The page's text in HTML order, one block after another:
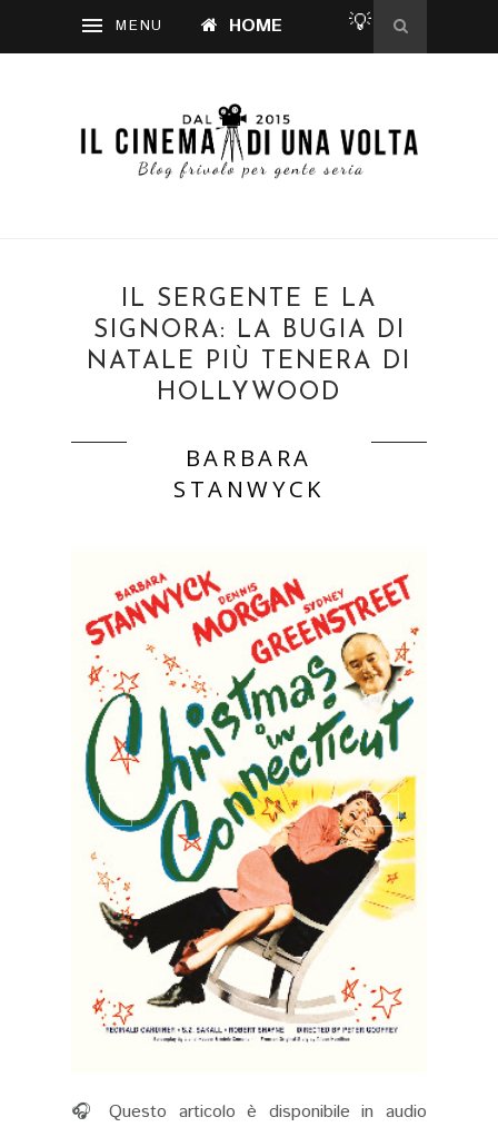
HOME 💡
IL SERGENTE E LA
SIGNORA: LA BUGIA DI
NATALE PIÙ TENERA DI
HOLLYWOOD
BARBARA
STANWYCK
🎧 Questo articolo è disponibile in audio